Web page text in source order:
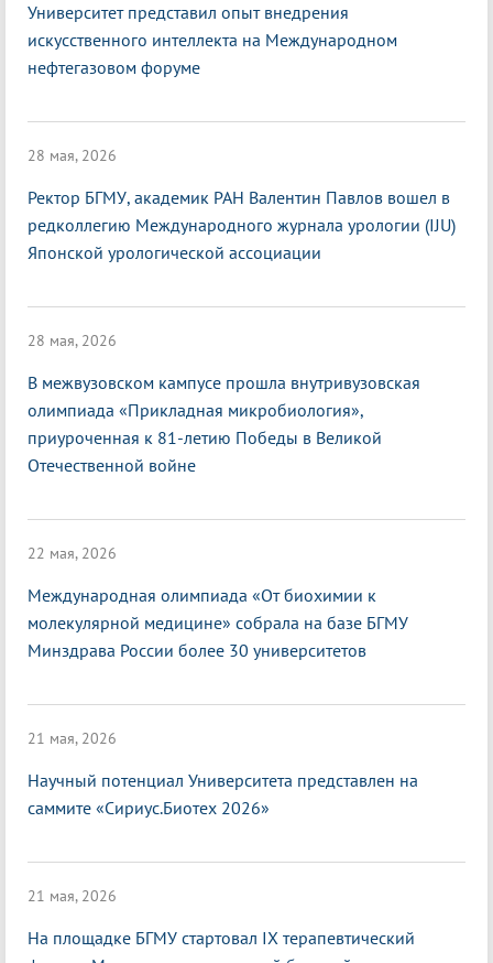
Университет представил опыт внедрения
искусственного интеллекта на Международном
нефтегазовом форуме
28 мая, 2026
Ректор БГМУ, академик РАН Валентин Павлов вошел в
редколлегию Международного журнала урологии (IJU)
Японской урологической ассоциации
28 мая, 2026
В межвузовском кампусе прошла внутривузовская
олимпиада «Прикладная микробиология»,
приуроченная к 81-летию Победы в Великой
Отечественной войне
22 мая, 2026
Международная олимпиада «От биохимии к
молекулярной медицине» собрала на базе БГМУ
Минздрава России более 30 университетов
21 мая, 2026
Научный потенциал Университета представлен на
саммите «Сириус.Биотех 2026»
21 мая, 2026
На площадке БГМУ стартовал IX терапевтический